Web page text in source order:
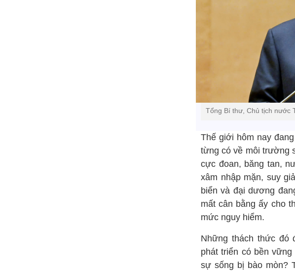
Tổng Bí thư, Chủ tịch nước
Thế giới hôm nay
từng có về môi trường
cực đoan, băng tan,
xâm nhập mặn, suy
biển và đại dương
mất cân bằng ấy cho
mức nguy hiểm.
Những thách thức đó
phát triển có bền
sự sống bị bào mòn?